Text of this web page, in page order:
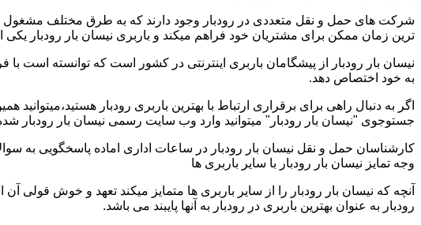
شرکت های حمل و نقل متعددی در رودبار وجود دارند که به طرق مختلف مشغول
ترین زمان ممکن برای مشتریان خود فراهم میکند و باربری نیسان بار رودبار یکی
نیسان بار رودبار از پیشگامان باربری اینترنتی در کشور است که توانسته است
به خود اختصاص دهد.
اگر به دنبال راهی برای برقراری ارتباط با بهترین باربری رودبار
جستوجوی "نیسان بار رودبار" میتوانید وارد وب سایت رسمی نیسان بار رودبار
کارشناسان حمل و نقل نیسان بار رودبار در ساعات اداری اماده پاسخگویی به
وجه تمایز نیسان بار رودبار با سایر باربری ها
آنچه که نیسان بار رودبار را از سایر باربری ها متمایز میکند تعهد و خوش قولی
رودبار به عنوان بهترین باربری در رودبار به آنها پایبند می باشد.